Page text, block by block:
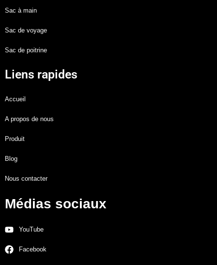
Sac à main
Sac de voyage
Sac de poitrine
Liens rapides
Accueil
A propos de nous
Produit
Blog
Nous contacter
Médias sociaux
YouTube
Facebook